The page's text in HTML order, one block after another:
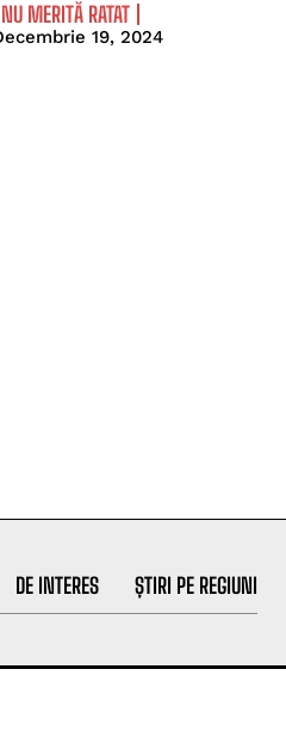
NU MERITĂ RATAT
19, 2024
DE INTERES ȘTIRI PE REGIUNI